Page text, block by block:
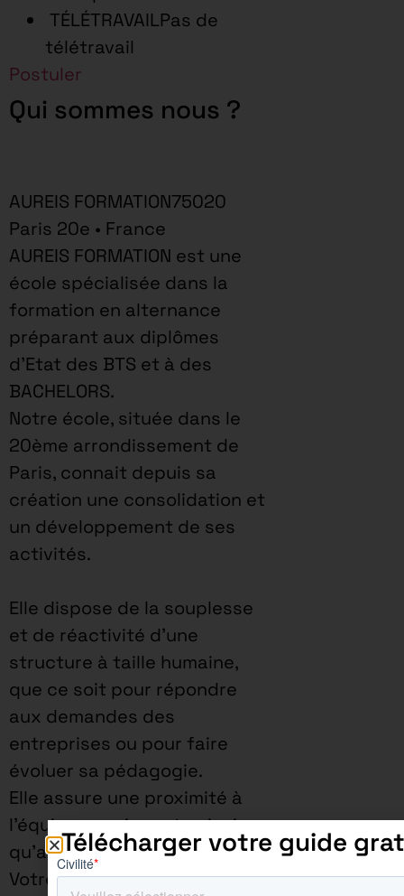
TÉLÉTRAVAILPas de
télétravail
Postuler
Qui sommes nous ?
AUREIS FORMATION75020
Paris 20e • France
AUREIS FORMATION est une
école spécialisée dans la
formation en alternance
préparant aux diplômes
d’Etat des BTS et à des
BACHELORS.
Notre école, située dans le
20ème arrondissement de
Paris, connait depuis sa
création une consolidation et
un développement de ses
activités.
Elle dispose de la souplesse
et de réactivité d’une
structure à taille humaine,
que ce soit pour répondre
aux demandes des
entreprises ou pour faire
évoluer sa pédagogie.
Elle assure une proximité à
l’équipe enseignante ainsi
qu’aux apprenants.
Votre rythme d’alternance
Télécharger votre guide